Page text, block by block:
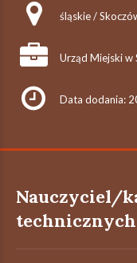
śląskie /
Urząd Miejski w
Data dodania:
Nauczyciel/
technicznych